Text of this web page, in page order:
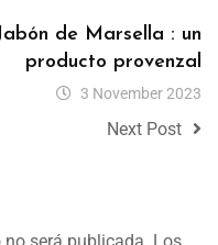
de Marsella : un
producto provenzal
3 November 2023
Next Post